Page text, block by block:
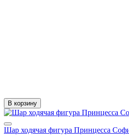
В корзину
Шар ходячая фигура Принцесса